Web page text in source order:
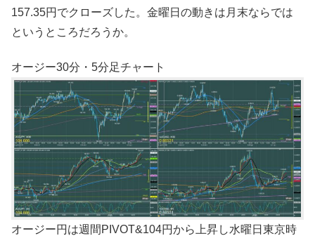
157.35円でクローズした。金曜日の動きは月末ならでは
というところだろうか。
オージー30分・5分足チャート
オージー円は週間PIVOT&104円から上昇し水曜日東京時